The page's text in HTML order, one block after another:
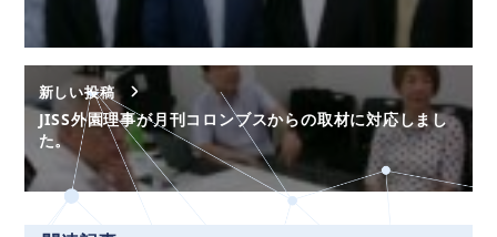
新しい投稿
JISS外園理事が月刊コロンブスからの取材に対応しまし
た。